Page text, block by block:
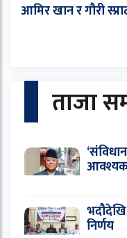
आमिर खान र गौरी
ताजा
निर्णय